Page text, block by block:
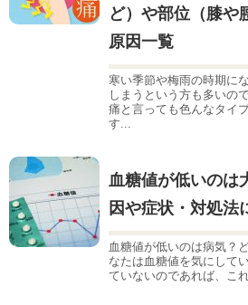
ど）や部位（膝や
原因一覧
寒い季節や梅雨の時期に
しまうという方も多いの
痛と言っても色んなタイ
す...
血糖値が低いのは
因や症状・対処法
血糖値が低いのは病気？
なたは血糖値を気にして
ていないのであれば、こ